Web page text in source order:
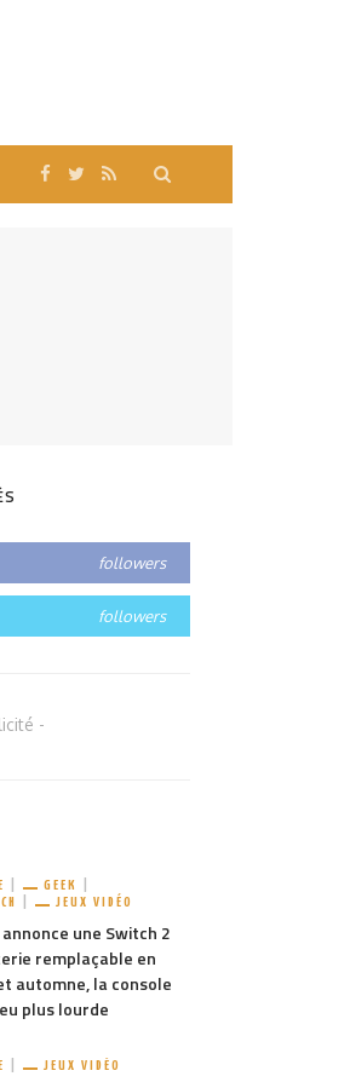
followers
followers
-
GEEK
JEUX VIDÉO
une Switch 2
remplaçable en
automne, la console
plus lourde
JEUX VIDÉO